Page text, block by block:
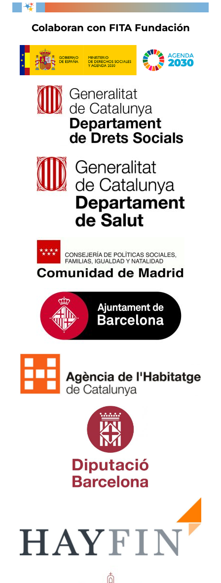
Colaboran con FITA Fundación